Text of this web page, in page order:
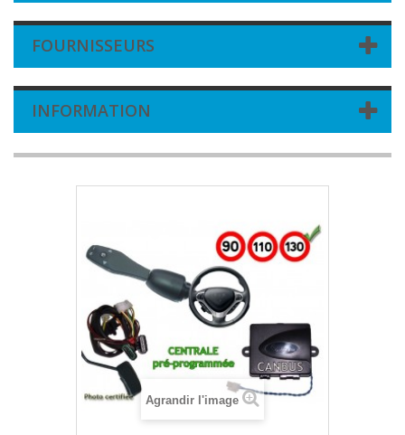
FOURNISSEURS
INFORMATION
Agrandir l'image